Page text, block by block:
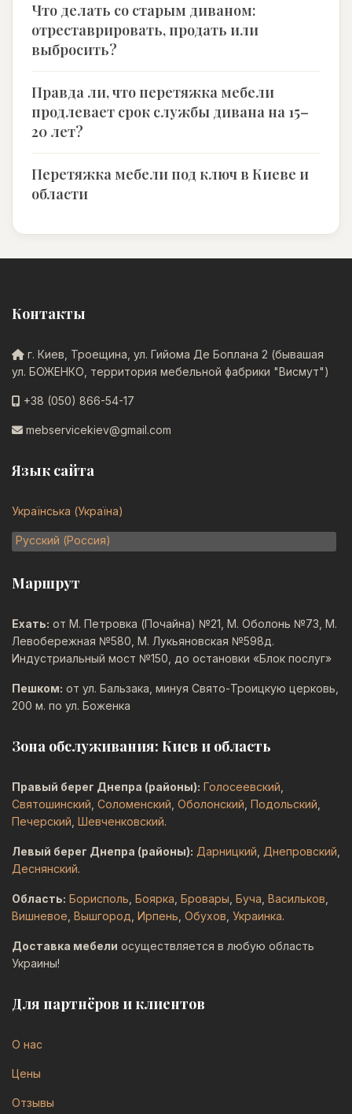
Что делать со старым диваном:
отреставрировать, продать или
выбросить?
Правда ли, что перетяжка мебели
продлевает срок службы дивана на 15–
20 лет?
Перетяжка мебели под ключ в Киеве и
области
Контакты
г. Киев, Троещина, ул. Гийома Де Боплана 2 (бывашая
ул. БОЖЕНКО, территория мебельной фабрики "Висмут")
+38 (050) 866-54-17
mebservicekiev@gmail.com
Язык сайта
Выберите язык
Українська (Україна)
Русский (Россия)
Маршрут
Ехать: от М. Петровка (Почайна) №21, М. Оболонь №73, М.
Левобережная №580, М. Лукьяновская №598д.
Индустриальный мост №150, до остановки «Блок послуг»
Пешком: от ул. Бальзака, минуя Свято-Троицкую церковь,
200 м. по ул. Боженка
Зона обслуживания: Киев и область
Правый берег Днепра (районы): Голосеевский
Святошинский Соломенский Оболонский Подольский
Печерский Шевченковский.
Левый берег Днепра (районы): Дарницкий Днепровский
Деснянский.
Область: Борисполь Боярка Бровары Буча Васильков
Вишневое Вышгород Ирпень Обухов Украинка.
Доставка мебели осуществляется в любую область
Украины!
Для партнёров и клиентов
О нас
Цены
Отзывы